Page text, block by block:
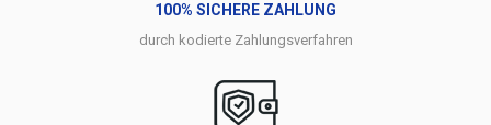
100% SICHERE ZAHLUNG
durch kodierte Zahlungsverfahren